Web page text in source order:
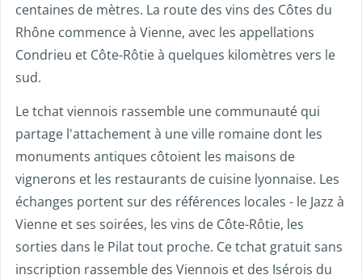
centaines de mètres. La route des vins des Côtes du
Rhône commence à Vienne, avec les appellations
Condrieu et Côte-Rôtie à quelques kilomètres vers le
sud.
Le tchat viennois rassemble une communauté qui
partage l'attachement à une ville romaine dont les
monuments antiques côtoient les maisons de
vignerons et les restaurants de cuisine lyonnaise. Les
échanges portent sur des références locales - le Jazz à
Vienne et ses soirées, les vins de Côte-Rôtie, les
sorties dans le Pilat tout proche. Ce tchat gratuit sans
inscription rassemble des Viennois et des Isérois du